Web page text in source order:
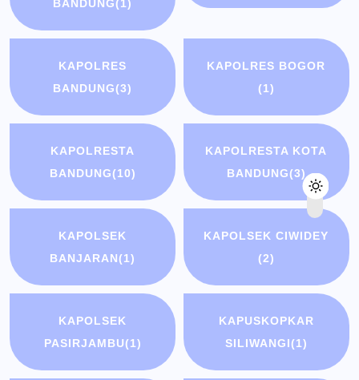
BANDUNG(1)
KAPOLRES
BANDUNG(3)
KAPOLRES BOGOR
(1)
KAPOLRESTA
BANDUNG(10)
KAPOLRESTA KOTA
BANDUNG(3)
KAPOLSEK
BANJARAN(1)
KAPOLSEK CIWIDEY
(2)
KAPOLSEK
PASIRJAMBU(1)
KAPUSKOPKAR
SILIWANGI(1)